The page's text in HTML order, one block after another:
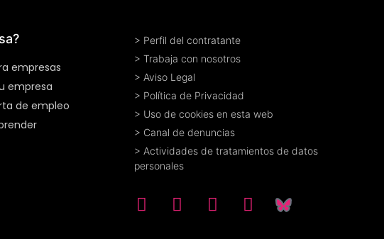
empresas
empresa
de empleo
> Perfil del contratante
> Trabaja con nosotros
> Aviso Legal
> Política de Privacidad
> Uso de cookies en esta web
> Canal de denuncias
> Actividades de tratamientos de datos
personales